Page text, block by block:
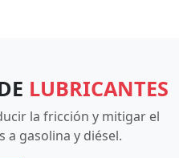
LUBRICANTES
la fricción y mitigar el
a gasolina y diésel.